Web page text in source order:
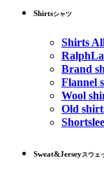
Shirtsシャツ
Shirts
Brand
Flannel
Wool
Old
Sweat&Jerseyスウェ